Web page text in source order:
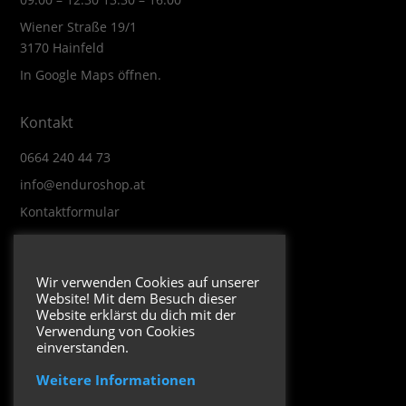
Wiener Straße 19/1
3170 Hainfeld
In Google Maps öffnen.
Kontakt
0664 240 44 73
info@enduroshop.at
Kontaktformular
Impressum
Datenschutzerklärung
Folge uns
Wir verwenden Cookies auf unserer
Website! Mit dem Besuch dieser
Website erklärst du dich mit der
Verwendung von Cookies
einverstanden.
Weitere Informationen